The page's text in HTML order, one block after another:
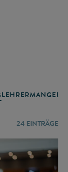
LEHRERMANGEL
24 EINTRÄGE